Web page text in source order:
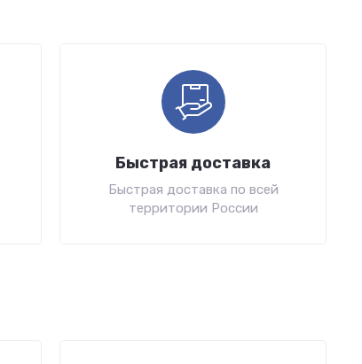
Быстрая доставка
Быстрая доставка по всей
территории России